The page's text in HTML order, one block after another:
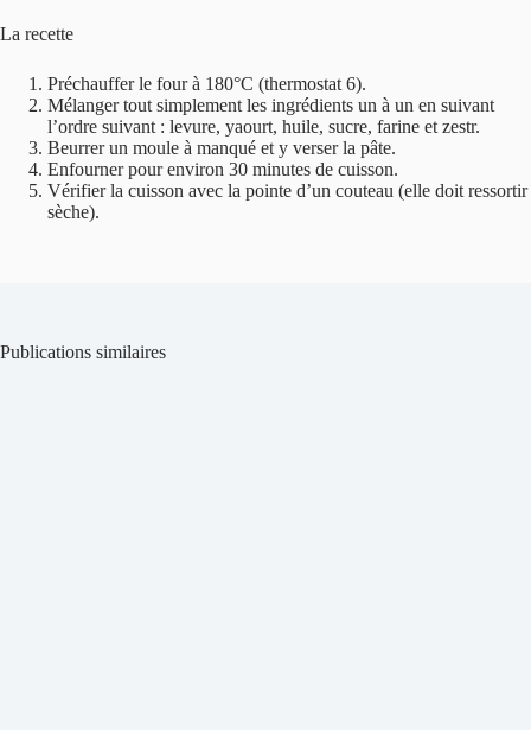
La recette
Préchauffer le four à 180°C (thermostat 6).
Mélanger tout simplement les ingrédients un à un en suivant
l’ordre suivant : levure, yaourt, huile, sucre, farine et zestr.
Beurrer un moule à manqué et y verser la pâte.
Enfourner pour environ 30 minutes de cuisson.
Vérifier la cuisson avec la pointe d’un couteau (elle doit ressortir
sèche).
Publications similaires